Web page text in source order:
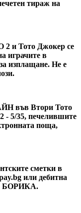
тираж на
2 и Тото Джокер се
играчите в
изплащане. Не е
във Втори Тото
- 5/35, печелившите
поща,
сметки в
или дебитна
БОРИКА.